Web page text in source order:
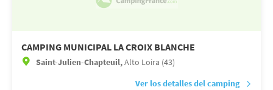
CAMPING MUNICIPAL LA CROIX BLANCHE
Saint-Julien-Chapteuil,Alto Loira (43)
Ver los detalles del camping